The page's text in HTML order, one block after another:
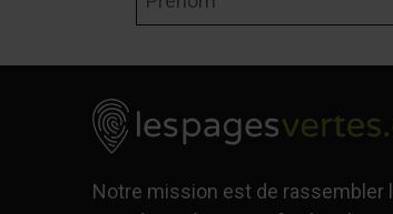
Notre mission est de